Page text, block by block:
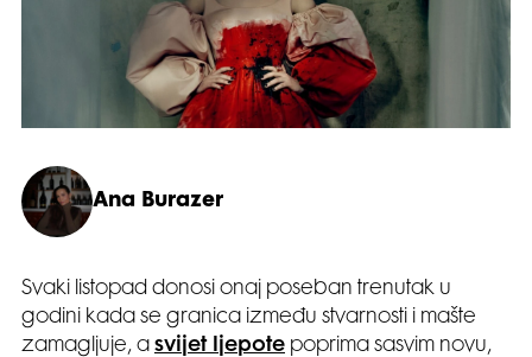
Ana Burazer
Svaki listopad donosi onaj poseban trenutak u
godini kada se granica između stvarnosti i mašte
zamagljuje, a svijet ljepote poprima sasvim novu,